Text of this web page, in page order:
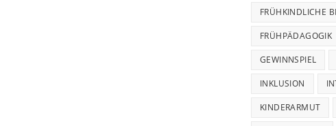
FRÜHKINDLICHE
FRÜHPÄDAGOGIK
GEWINNSPIEL
INKLUSION
KINDERARMUT